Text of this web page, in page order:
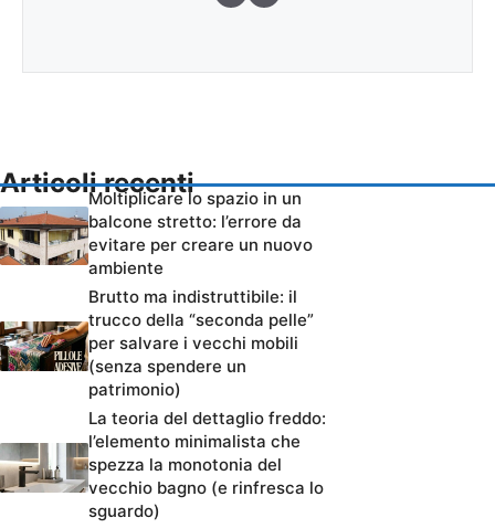
Articoli recenti
Moltiplicare lo spazio in un
balcone stretto: l’errore da
evitare per creare un nuovo
ambiente
Brutto ma indistruttibile: il
trucco della “seconda pelle”
per salvare i vecchi mobili
(senza spendere un
patrimonio)
La teoria del dettaglio freddo:
l’elemento minimalista che
spezza la monotonia del
vecchio bagno (e rinfresca lo
sguardo)